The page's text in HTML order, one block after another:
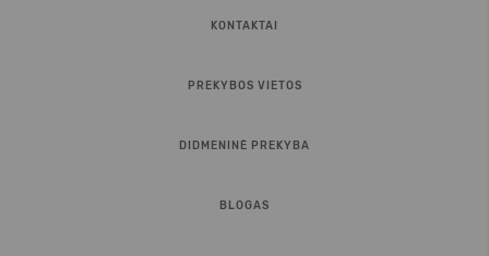
KONTAKTAI
PREKYBOS VIETOS
DIDMENINĖ PREKYBA
BLOGAS